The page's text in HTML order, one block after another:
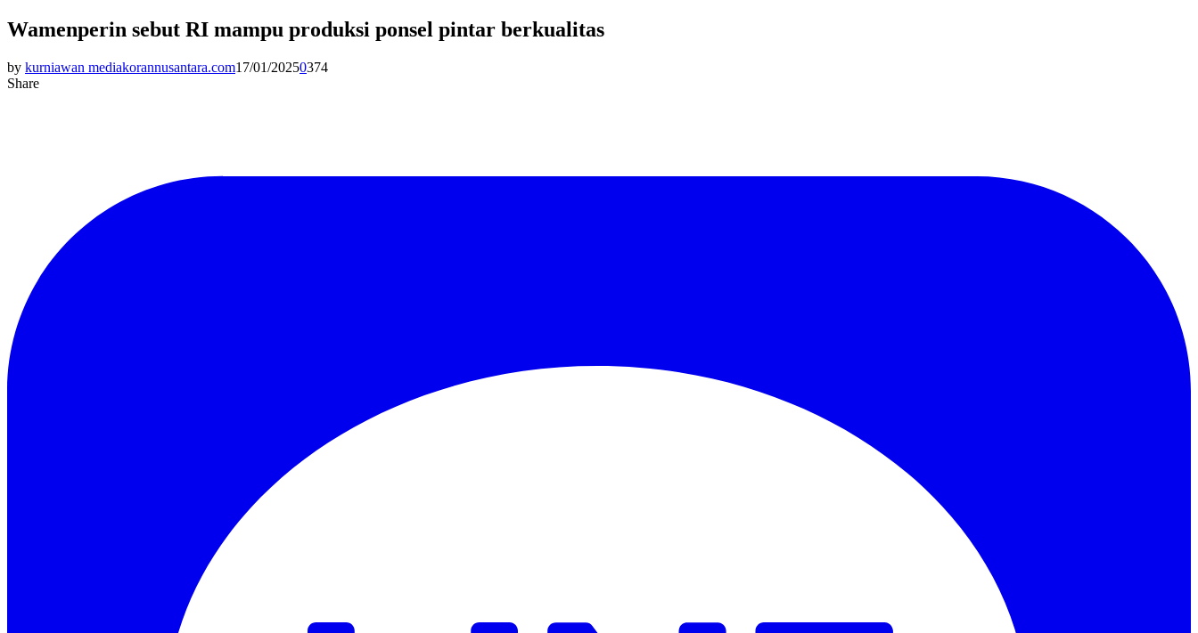
Wamenperin sebut RI mampu produksi ponsel pintar berkualitas
by kurniawan mediakorannusantara.com17/01/20250374
Share